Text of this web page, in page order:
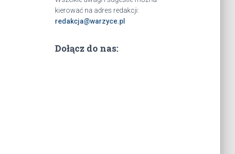
kierować na adres redakcji:
redakcja@warzyce.pl
Dołącz do nas: